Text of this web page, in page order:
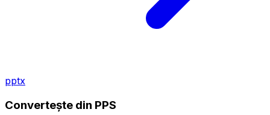
pptx
Convertește din PPS